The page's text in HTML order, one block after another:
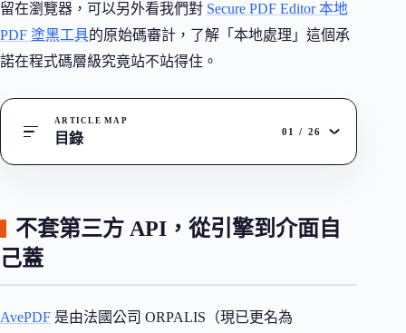
留在瀏覽器，可以另外看我們對 Secure PDF Editor 本地
PDF 塗黑工具的原始碼審計，了解「本地處理」這個承
諾在程式碼層級究竟站不站得住。
ARTICLE MAP
目錄 01 / 26
不套第三方 API，從引擎到介面自
己蓋
AvePDF 是由法國公司 ORPALIS（現已更名為